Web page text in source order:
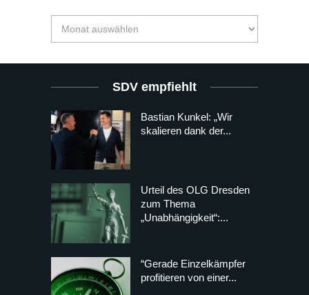
SDV empfiehlt
Bastian Kunkel: „Wir
skalieren dank der...
Urteil des OLG Dresden
zum Thema
„Unabhängigkeit“:...
“Gerade Einzelkämpfer
profitieren von einer...